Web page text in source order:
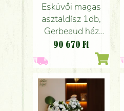
Esküvői magas
asztaldísz 1db,
Gerbeaud ház
átrium terem
(hortenzia, rózsa,
bokros rózsa,
liziantusz, liliom,
astrantia, fehér,
rózsaszín, barack )
90 670 Ft